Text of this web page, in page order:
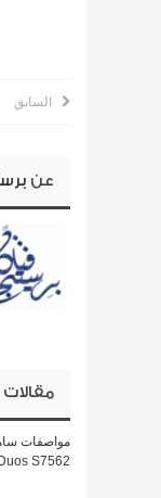
السابق
عن
مواصفات
S7562